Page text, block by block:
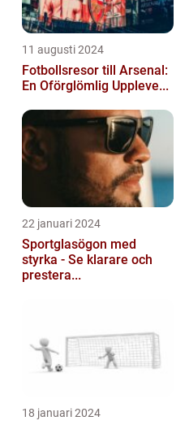
11 augusti 2024
Fotbollsresor till Arsenal:
En Oförglömlig Uppleve...
22 januari 2024
Sportglasögon med
styrka - Se klarare och
prestera...
18 januari 2024